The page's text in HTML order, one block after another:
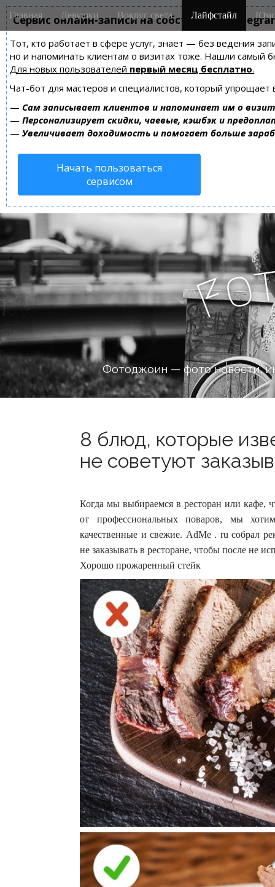
Сервис онлайн-записи на собственном
Тот, кто работает в сфере услуг, знает — без ведения
но и напоминать клиентам о визитах тоже. Нашли самый
Для новых пользователей первый месяц бесплатно.
Чат-бот для мастеров и специалистов, который упрощает
— Сам записывает клиентов и напоминает им о
— Персонализирует скидки, чаевые, кэшбэк и
— Увеличивает доходимость и помогает больше
Начать пользоваться
сервисом
M
a
n
m
e
n
u
i
Главная Девушки Вокруг света Лайфстайл
Fo
Фотоджоин — фото новости,
8 блюд, которые
не советуют
Когда мы выбираемся в ресторан или кафе,
от профессиональных поваров, мы
качественные и свежие. AdMe . ru собрал
не заказывать в ресторане, чтобы после не
Хорошо прожаренный стейк